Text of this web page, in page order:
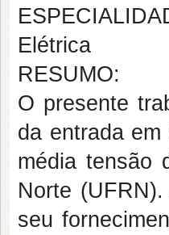
Elétrica
RESUMO:
O presente
da entrada
média tensão
Norte
seu